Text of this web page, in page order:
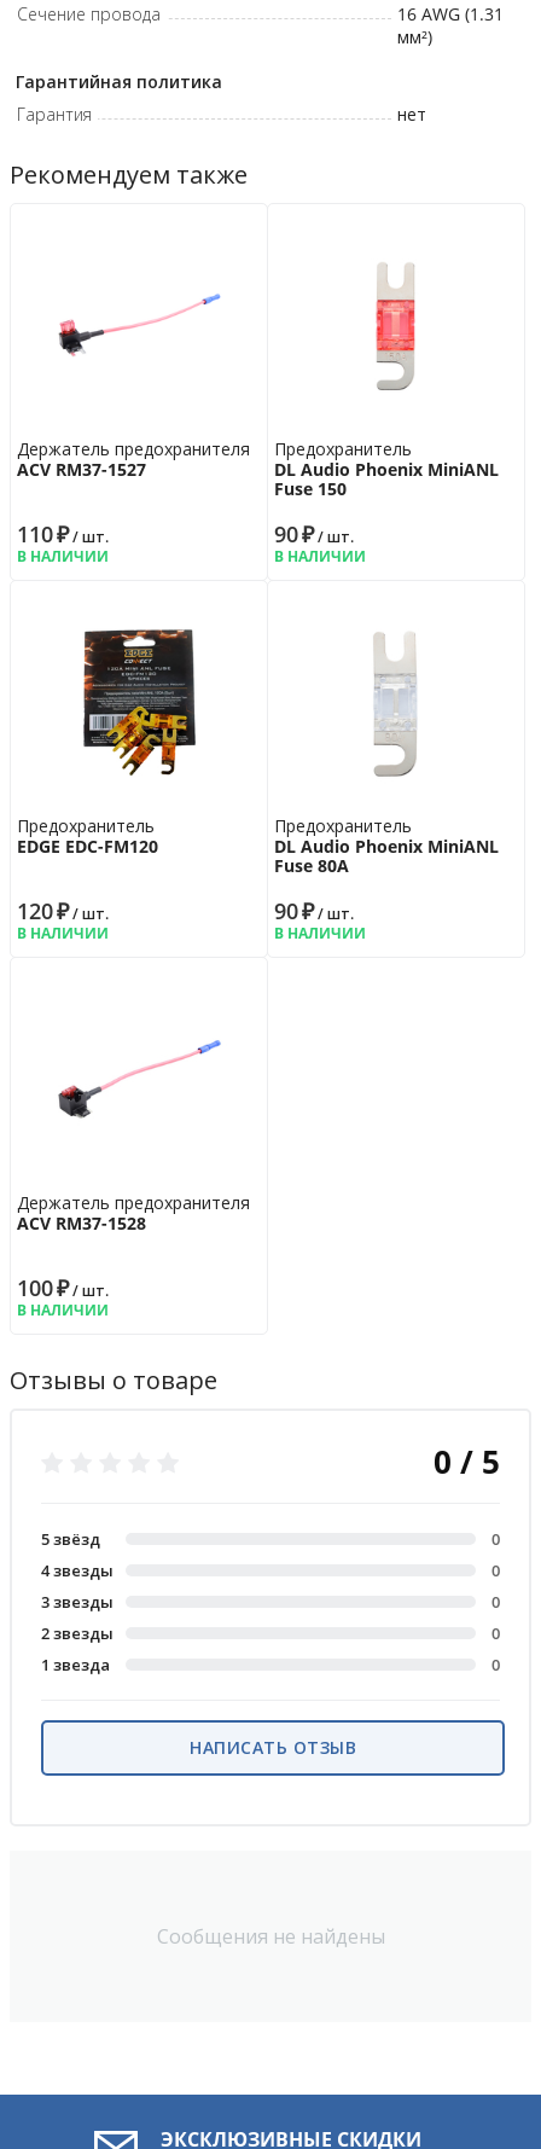
Сечение провода
16 AWG (1.31
мм²)
Гарантийная политика
Гарантия
нет
Рекомендуем также
Держатель предохранителя
ACV RM37-1527
110₽/ шт.
В НАЛИЧИИ
Предохранитель
DL Audio Phoenix MiniANL
Fuse 150
90₽/ шт.
В НАЛИЧИИ
Предохранитель
EDGE EDC-FM120
120₽/ шт.
В НАЛИЧИИ
Предохранитель
DL Audio Phoenix MiniANL
Fuse 80A
90₽/ шт.
В НАЛИЧИИ
Держатель предохранителя
ACV RM37-1528
100₽/ шт.
В НАЛИЧИИ
Отзывы о товаре
Сообщения не найдены
0 / 5
5 звёзд
0
4 звезды
0
3 звезды
0
2 звезды
0
1 звезда
0
НАПИСАТЬ ОТЗЫВ
ЭКСКЛЮЗИВНЫЕ СКИДКИ